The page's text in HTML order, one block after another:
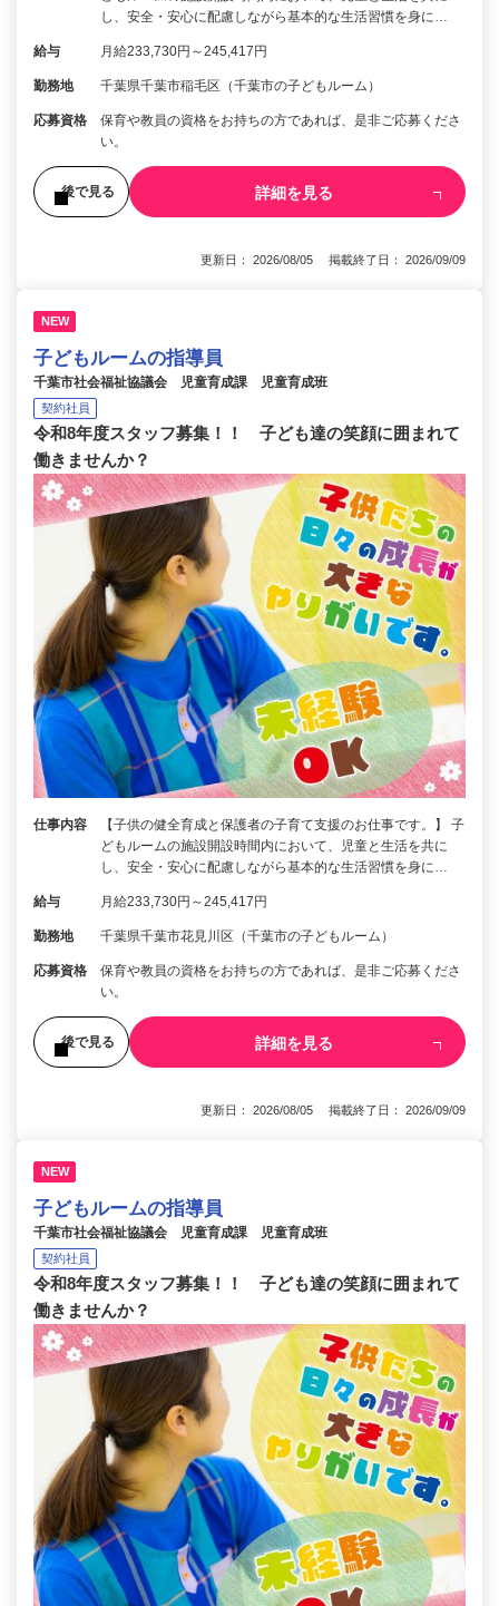
し、安全・安心に配慮しながら基本的な生活習慣を身に…
給与 月給233,730円～245,417円
勤務地 千葉県千葉市稲毛区（千葉市の子どもルーム）
応募資格
保育や教員の資格をお持ちの方であれば、是非ご応募くださ
い。
後で見る 詳細を見る
更新日： 2026/08/05 掲載終了日： 2026/09/09
NEW
子どもルームの指導員
千葉市社会福祉協議会 児童育成課 児童育成班
契約社員
令和8年度スタッフ募集！！ 子ども達の笑顔に囲まれて
働きませんか？
仕事内容
【子供の健全育成と保護者の子育て支援のお仕事です。】 子
どもルームの施設開設時間内において、児童と生活を共に
し、安全・安心に配慮しながら基本的な生活習慣を身に…
給与 月給233,730円～245,417円
勤務地 千葉県千葉市花見川区（千葉市の子どもルーム）
応募資格
保育や教員の資格をお持ちの方であれば、是非ご応募くださ
い。
後で見る 詳細を見る
更新日： 2026/08/05 掲載終了日： 2026/09/09
NEW
子どもルームの指導員
千葉市社会福祉協議会 児童育成課 児童育成班
契約社員
令和8年度スタッフ募集！！ 子ども達の笑顔に囲まれて
働きませんか？